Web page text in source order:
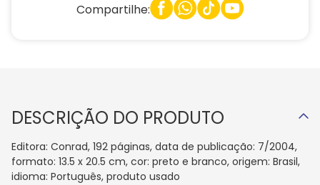
Compartilhe:
DESCRIÇÃO DO PRODUTO
Editora: Conrad, 192 páginas, data de publicação: 7/2004,
formato: 13.5 x 20.5 cm, cor: preto e branco, origem: Brasil,
idioma: Português, produto usado